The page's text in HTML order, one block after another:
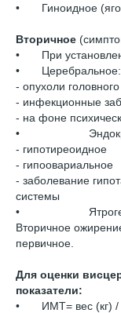
• Гиноидное
Вторичное
• При
• Церебральное:
- опухоли
- инфекционные
- на фоне
•
- гипотиреоидное
- гипоовариальное
- заболевание
системы
• Ятрогенное
Вторичное
первичное.
Для оценки
показатели:
• ИМТ= вес (кг) /